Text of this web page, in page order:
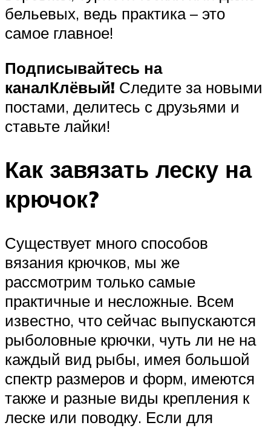
бельевых, ведь практика – это
самое главное!
Подписывайтесь на
каналКлёвый! Следите за новыми
постами, делитесь с друзьями и
ставьте лайки!
Как завязать леску на
крючок?
Существует много способов
вязания крючков, мы же
рассмотрим только самые
практичные и несложные. Всем
известно, что сейчас выпускаются
рыболовные крючки, чуть ли не на
каждый вид рыбы, имея большой
спектр размеров и форм, имеются
также и разные виды крепления к
леске или поводку. Если для